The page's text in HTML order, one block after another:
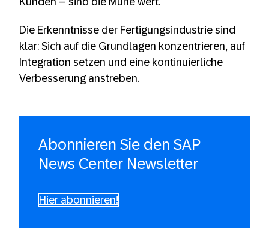
Die Erkenntnisse der Fertigungsindustrie sind
klar: Sich auf die Grundlagen konzentrieren, auf
Integration setzen und eine kontinuierliche
Verbesserung anstreben.
Abonnieren Sie den SAP
News Center Newsletter
Hier abonnieren!